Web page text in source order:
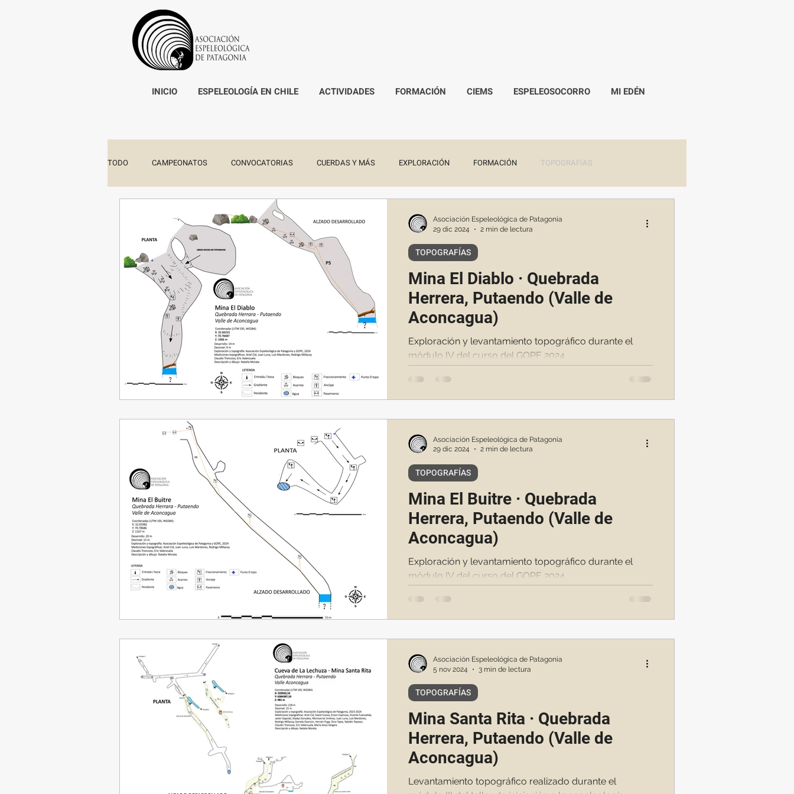
INICIO ESPELEOLOGÍA EN CHILE ACTIVIDADES FORMACIÓN CIEMS ESPELEOSOCORRO MI EDÉN
TODO CAMPEONATOS CONVOCATORIAS CUERDAS Y MÁS EXPLORACIÓN FORMACIÓN TOPOGRAFÍAS
Mina El Diablo · Quebrada
Herrera, Putaendo (Valle de
Aconcagua)
Exploración y levantamiento topográfico durante el
módulo IV del curso del GOPE 2024
TOPOGRAFÍAS
Asociación Espeleológica de Patagonia
29 dic 2024
2 min de lectura
Mina El Buitre · Quebrada
Herrera, Putaendo (Valle de
Aconcagua)
Exploración y levantamiento topográfico durante el
módulo IV del curso del GOPE 2024
TOPOGRAFÍAS
Asociación Espeleológica de Patagonia
29 dic 2024
2 min de lectura
Mina Santa Rita · Quebrada
Herrera, Putaendo (Valle de
Aconcagua)
Levantamiento topográfico realizado durante el
TOPOGRAFÍAS
Asociación Espeleológica de Patagonia
5 nov 2024
3 min de lectura